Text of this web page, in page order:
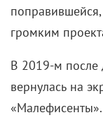
громким
В 2019-м после
вернулась на
«Малефисенты».